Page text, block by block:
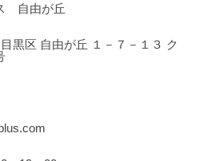
自由が丘
黒区 自由が丘 １－７－１３ ク